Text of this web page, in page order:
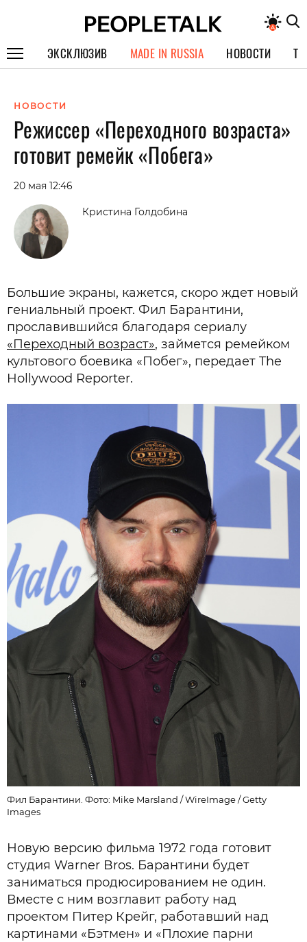
ЭКСКЛЮЗИВ
СПЕЦПРОЕКТЫ
ИНТЕРВЬЮ
ПОКОЛЕНИЕ
MADE IN RUSSIA НОВОСТИ
НОВОСТИ
Режиссер «Переходного возраста»
готовит ремейк «Побега»
20 мая 12:46
Кристина Голдобина
Большие экраны, кажется, скоро ждет новый
гениальный проект. Фил Барантини,
прославившийся благодаря сериалу
«Переходный возраст», займется ремейком
культового боевика «Побег», передает The
Hollywood Reporter.
Фил Барантини. Фото: Mike Marsland / WireImage / Getty
Images
Новую версию фильма 1972 года готовит
студия Warner Bros. Барантини будет
заниматься продюсированием не один.
Вместе с ним возглавит работу над
проектом Питер Крейг, работавший над
картинами «Бэтмен» и «Плохие парни